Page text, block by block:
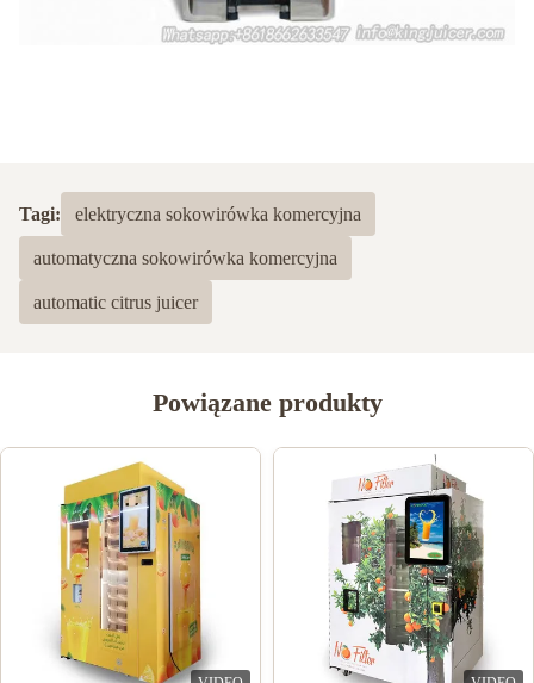
Tagi: elektryczna sokowirówka komercyjna
automatyczna sokowirówka komercyjna
automatic citrus juicer
Powiązane produkty